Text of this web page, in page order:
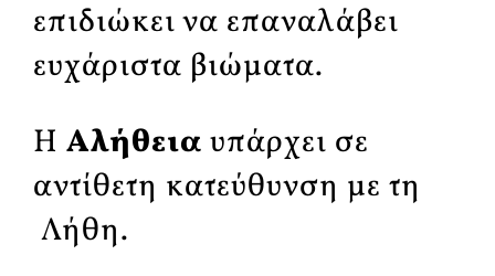
επιδιώκει να επαναλάβει
ευχάριστα βιώματα.
Η Αλήθεια υπάρχει σε
αντίθετη κατεύθυνση με τη
Λήθη.